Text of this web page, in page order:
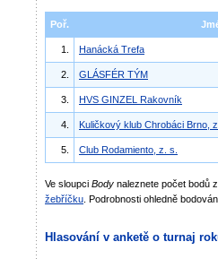
Poř.
1. Hanácká Trefa
2. GLÁSFÉR TÝM
3. HVS GINZEL Rakovník
4. Kuličkový klub Chrobáci Brno,
5. Club Rodamiento, z. s.
Ve sloupci Body naleznete počet bodů
žebříčku . Podrobnosti ohledně
Hlasování v anketě o turnaj